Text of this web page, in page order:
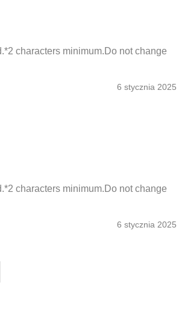
characters minimum.Do not change
6 stycznia 2025
characters minimum.Do not change
6 stycznia 2025